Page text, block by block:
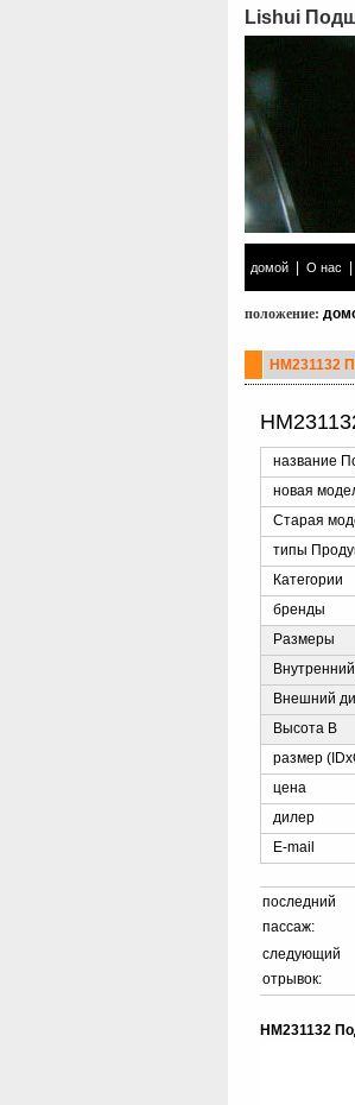
Lishui
домой О нас
положение:
HM231132
название
новая
Старая
типы
Категории
бренды
Размеры
Внешний
Высота B
размер
цена
дилер
E-mail
последний
пассаж:
следующий
отрывок:
HM231132